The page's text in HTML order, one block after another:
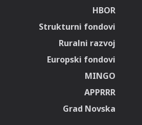
HBOR
Strukturni fondovi
Ruralni razvoj
Europski fondovi
MINGO
APPRRR
Grad Novska